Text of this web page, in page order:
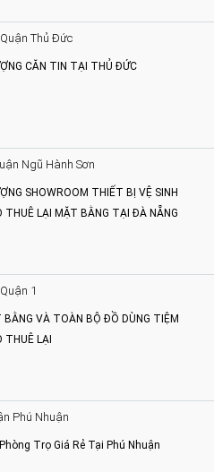
Quận Thủ Đức
CĂN TIN TẠI THỦ ĐỨC
Ngũ Hành Sơn
SHOWROOM THIẾT BỊ VỆ SINH
THUÊ LẠI MẶT BẰNG TẠI ĐÀ NẴNG
Quận 1
BẰNG VÀ TOÀN BỘ ĐỒ DÙNG TIỆM
THUÊ LẠI
Phú Nhuận
Trọ Giá Rẻ Tại Phú Nhuận